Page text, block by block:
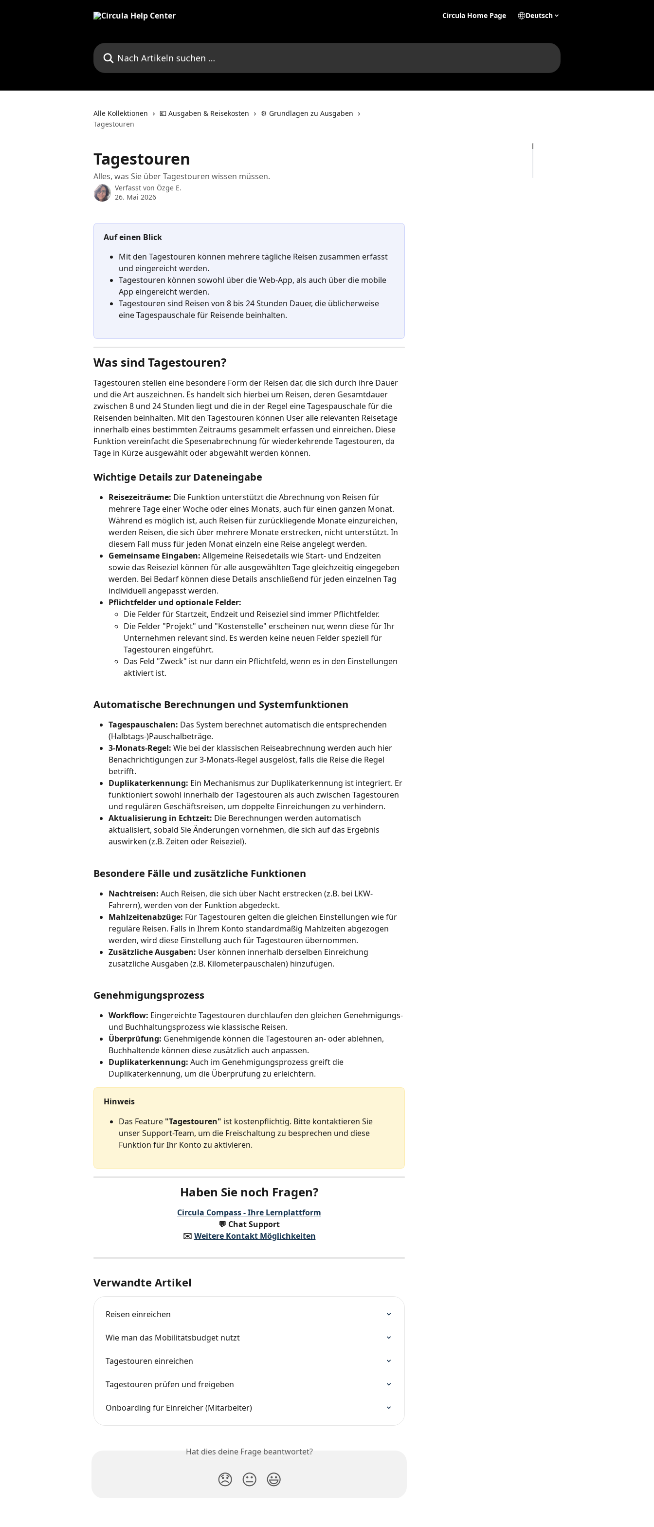
Circula Home Page Deutsch
Nach Artikeln suchen …
Alle Kollektionen 💶 Ausgaben & Reisekosten
⚙️ Grundlagen zu Ausgaben
Tagestouren
Tagestouren
Alles, was Sie über Tagestouren wissen müssen.
Verfasst von Özge E.
26. Mai 2026
Auf einen Blick
Mit den Tagestouren können mehrere tägliche Reisen zusammen erfasst
und eingereicht werden.
Tagestouren können sowohl über die Web-App, als auch über die mobile
App eingereicht werden.
Tagestouren sind Reisen von 8 bis 24 Stunden Dauer, die üblicherweise
eine Tagespauschale für Reisende beinhalten.
Was sind Tagestouren?
Tagestouren stellen eine besondere Form der Reisen dar, die sich durch ihre Dauer
und die Art auszeichnen. Es handelt sich hierbei um Reisen, deren Gesamtdauer
zwischen 8 und 24 Stunden liegt und die in der Regel eine Tagespauschale für die
Reisenden beinhalten. Mit den Tagestouren können User alle relevanten Reisetage
innerhalb eines bestimmten Zeitraums gesammelt erfassen und einreichen. Diese
Funktion vereinfacht die Spesenabrechnung für wiederkehrende Tagestouren, da
Tage in Kürze ausgewählt oder abgewählt werden können.
Wichtige Details zur Dateneingabe
Reisezeiträume: Die Funktion unterstützt die Abrechnung von Reisen für
mehrere Tage einer Woche oder eines Monats, auch für einen ganzen Monat.
Während es möglich ist, auch Reisen für zurückliegende Monate einzureichen,
werden Reisen, die sich über mehrere Monate erstrecken, nicht unterstützt. In
diesem Fall muss für jeden Monat einzeln eine Reise angelegt werden.
Gemeinsame Eingaben: Allgemeine Reisedetails wie Start- und Endzeiten
sowie das Reiseziel können für alle ausgewählten Tage gleichzeitig eingegeben
werden. Bei Bedarf können diese Details anschließend für jeden einzelnen Tag
individuell angepasst werden.
Pflichtfelder und optionale Felder:
Die Felder für Startzeit, Endzeit und Reiseziel sind immer Pflichtfelder.
Die Felder "Projekt" und "Kostenstelle" erscheinen nur, wenn diese für Ihr
Unternehmen relevant sind. Es werden keine neuen Felder speziell für
Tagestouren eingeführt.
Das Feld "Zweck" ist nur dann ein Pflichtfeld, wenn es in den Einstellungen
aktiviert ist.
Automatische Berechnungen und Systemfunktionen
Tagespauschalen: Das System berechnet automatisch die entsprechenden
(Halbtags-)Pauschalbeträge.
3-Monats-Regel: Wie bei der klassischen Reiseabrechnung werden auch hier
Benachrichtigungen zur 3-Monats-Regel ausgelöst, falls die Reise die Regel
betrifft.
Duplikaterkennung: Ein Mechanismus zur Duplikaterkennung ist integriert. Er
funktioniert sowohl innerhalb der Tagestouren als auch zwischen Tagestouren
und regulären Geschäftsreisen, um doppelte Einreichungen zu verhindern.
Aktualisierung in Echtzeit: Die Berechnungen werden automatisch
aktualisiert, sobald Sie Änderungen vornehmen, die sich auf das Ergebnis
auswirken (z.B. Zeiten oder Reiseziel).
Besondere Fälle und zusätzliche Funktionen
Nachtreisen: Auch Reisen, die sich über Nacht erstrecken (z.B. bei LKW-
Fahrern), werden von der Funktion abgedeckt.
Mahlzeitenabzüge: Für Tagestouren gelten die gleichen Einstellungen wie für
reguläre Reisen. Falls in Ihrem Konto standardmäßig Mahlzeiten abgezogen
werden, wird diese Einstellung auch für Tagestouren übernommen.
Zusätzliche Ausgaben: User können innerhalb derselben Einreichung
zusätzliche Ausgaben (z.B. Kilometerpauschalen) hinzufügen.
Genehmigungsprozess
Workflow: Eingereichte Tagestouren durchlaufen den gleichen Genehmigungs-
und Buchhaltungsprozess wie klassische Reisen.
Überprüfung: Genehmigende können die Tagestouren an- oder ablehnen,
Buchhaltende können diese zusätzlich auch anpassen.
Duplikaterkennung: Auch im Genehmigungsprozess greift die
Duplikaterkennung, um die Überprüfung zu erleichtern.
Hinweis
Das Feature "Tagestouren" ist kostenpflichtig. Bitte kontaktieren Sie
unser Support-Team, um die Freischaltung zu besprechen und diese
Funktion für Ihr Konto zu aktivieren.
Haben Sie noch Fragen?
Circula Compass - Ihre Lernplattform
💬 Chat Support
✉️️ Weitere Kontakt Möglichkeiten
Verwandte Artikel
Reisen einreichen
Wie man das Mobilitätsbudget nutzt
Tagestouren einreichen
Tagestouren prüfen und freigeben
Onboarding für Einreicher (Mitarbeiter)
Hat dies deine Frage beantwortet?
😞 😐 😃